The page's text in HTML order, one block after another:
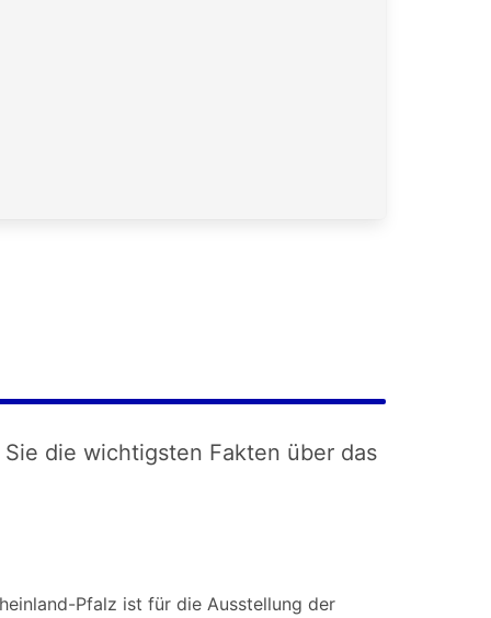
die wichtigsten Fakten über das
Pfalz ist für die Ausstellung der